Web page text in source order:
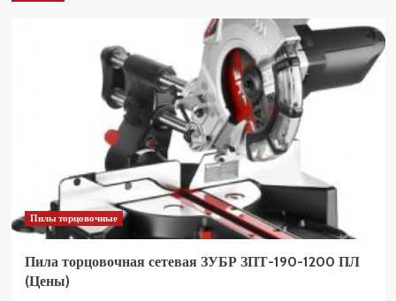
Пилы торцовочные
Пила торцовочная сетевая ЗУБР ЗПТ-190-1200 ПЛ
(Цены)